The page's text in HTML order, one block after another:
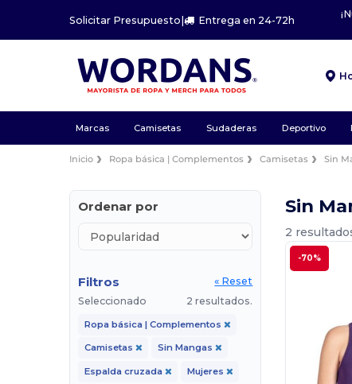
Solicitar Presupuesto| Entrega en 24-72h
Marcas Camisetas Sudaderas Deportivo
Inicio Ropa básica | Complementos Camisetas Sin
Ordenar por
Filtros
« Reset
Seleccionado
2 resultados.
Ropa básica | Complementos
Camisetas Sin Mangas
Espalda cruzada Mujeres
Sin
2
-70%